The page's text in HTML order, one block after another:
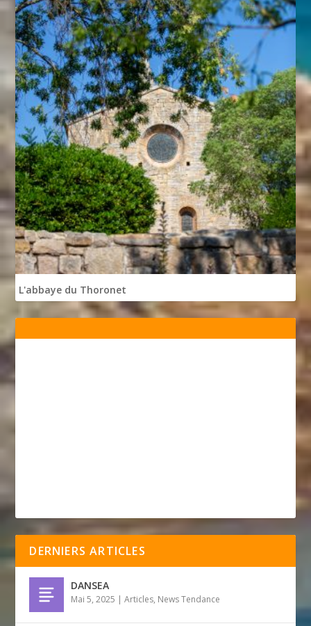
L'abbaye du Thoronet
DERNIERS ARTICLES
DANSEA
Mai 5, 2025 |Articles, News Tendance